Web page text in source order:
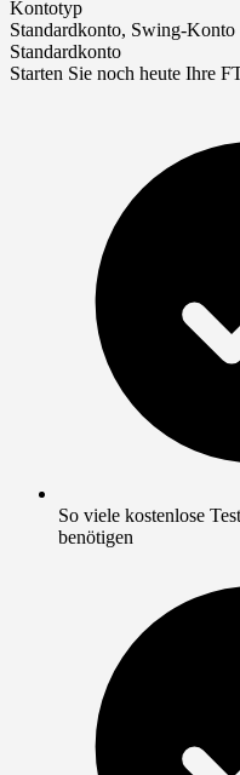
Kontotyp
Standardkonto, Swing-Konto
Standardkonto
Starten Sie noch heute Ihre
So viele kostenlose
benötigen